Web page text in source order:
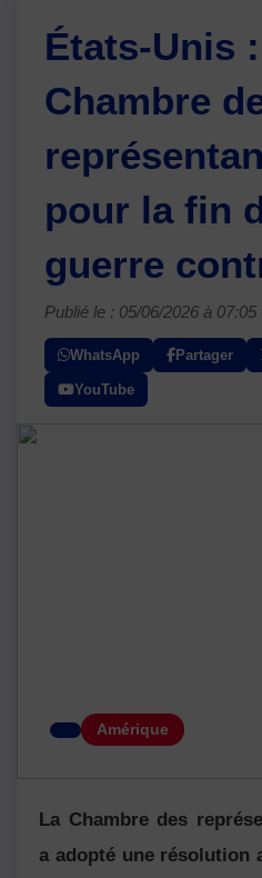
États-Unis
Chambre
pour la fin
guerre
Publié le : 05/06/2026 à 07:05
WhatsApp Partager
YouTube
Amérique
La Chambre des
a adopté une résolution